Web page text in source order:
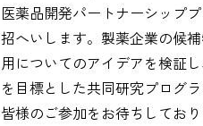
医薬品開発パートナーシップ
招へいします。製薬企業の候
用についてのアイデアを検証
を目標とした共同研究プログ
皆様のご参加をお待ちしてお